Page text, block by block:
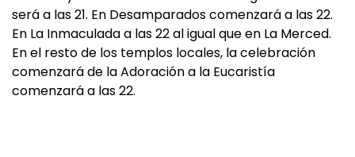
será a las 21. En Desamparados comenzará a las 22.
En La Inmaculada a las 22 al igual que en La Merced.
En el resto de los templos locales, la celebración
comenzará de la Adoración a la Eucaristía
comenzará a las 22.